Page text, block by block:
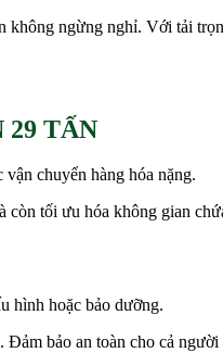
ngừng nghỉ. Với tải
29 TẤN
chuyển hàng hóa nặng.
còn tối ưu hóa không gian
hình hoặc bảo dưỡng.
bảo an toàn cho cả người